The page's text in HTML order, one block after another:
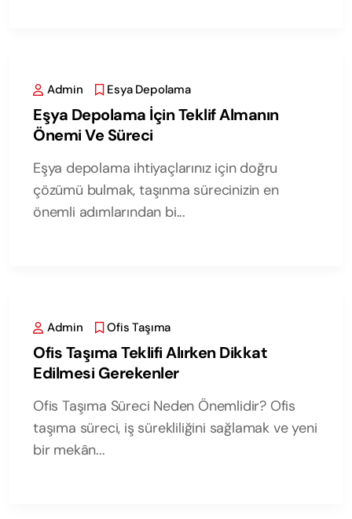
Admin Esya Depolama
Eşya Depolama İçin Teklif Almanın
Önemi Ve Süreci
Eşya depolama ihtiyaçlarınız için doğru
çözümü bulmak, taşınma sürecinizin en
önemli adımlarından bi...
Admin Ofis Taşıma
Ofis Taşıma Teklifi Alırken Dikkat
Edilmesi Gerekenler
Ofis Taşıma Süreci Neden Önemlidir? Ofis
taşıma süreci, iş sürekliliğini sağlamak ve yeni
bir mekân...